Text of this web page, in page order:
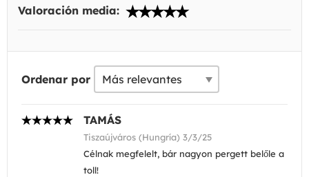
Valoración media:
Ordenar por
TAMÁS
Tiszaújváros (Hungría) 3/3/25
Célnak megfelelt, bár nagyon pergett belőle a
toll!